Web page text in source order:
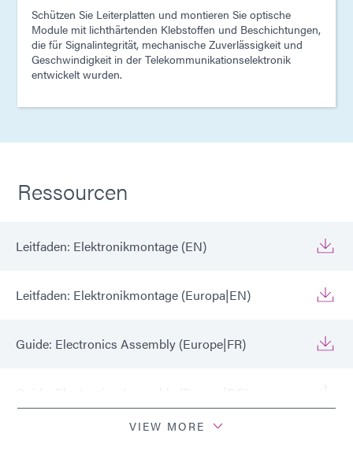
Schützen Sie Leiterplatten und montieren Sie optische
Module mit lichthärtenden Klebstoffen und Beschichtungen,
die für Signalintegrität, mechanische Zuverlässigkeit und
Geschwindigkeit in der Telekommunikationselektronik
entwickelt wurden.
Ressourcen
Leitfaden: Elektronikmontage (EN)
Leitfaden: Elektronikmontage (Europa|EN)
Guide: Electronics Assembly (Europe|FR)
Guide: Electronics Assembly (Europe|DE)
VIEW MORE